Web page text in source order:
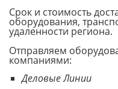
Срок и стоимость
оборудования,
удаленности региона.
Отправляем
компаниями:
Деловые Линии